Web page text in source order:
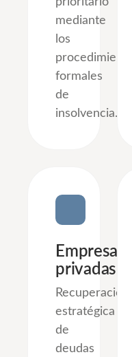
mediante
los
procedimientos
formales
de
insolvencia.
Empresas
privadas
Recuperación
estratégica
de
deudas